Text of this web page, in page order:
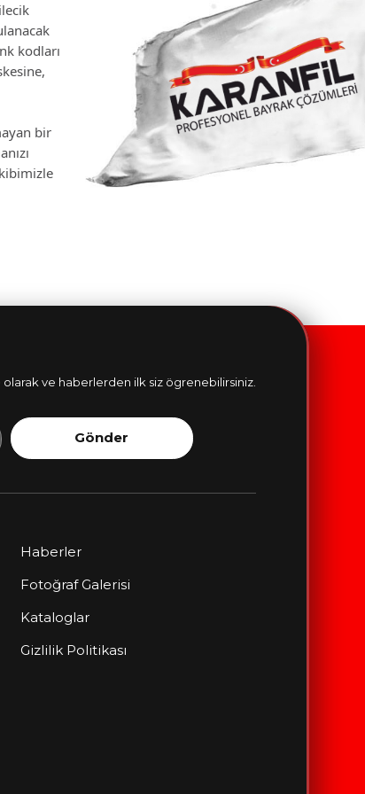
kodları
bir
ve haberlerden ilk siz ögrenebilirsiniz.
Gönder
Haberler
Fotoğraf Galerisi
Kataloglar
Gizlilik Politikası